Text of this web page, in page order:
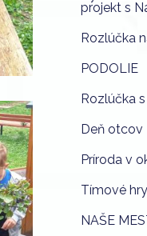
projekt s
Rozlúčka
PODOLIE
Rozlúčka
Deň otcov
Príroda v
Tímové hry
NAŠE